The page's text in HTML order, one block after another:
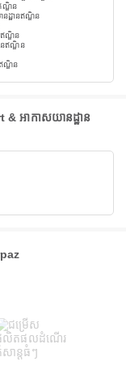
ណ្ឌិន
ដ្ឋានឥណ្ឌិន
ឥណ្ឌិន
នឥណ្ឌិន
ណ្ឌិន
អាកាសយានដ្ឋាន